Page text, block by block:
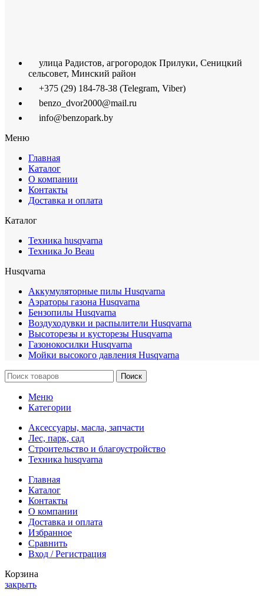
улица Радистов, агрогородок Прилуки, Сеницкий
сельсовет, Минский район
+375 (29) 184-78-38 (Telegram, Viber)
benzo_dvor2000@mail.ru
info@benzopark.by
Меню
Главная
Каталог
О компании
Контакты
Доставка и оплата
Каталог
Техника husqvarna
Техника Jo Beau
Husqvarna
Аккумуляторные пилы Husqvarna
Аэраторы газона Husqvarna
Бензопилы Husqvarna
Воздуходувки и распылители Husqvarna
Высоторезы и кусторезы Husqvarna
Газонокосилки Husqvarna
Мойки высокого давления Husqvarna
Поиск
Меню
Категории
Аксессуары, масла, запчасти
Лес, парк, сад
Строительство и благоустройство
Техника husqvarna
Главная
Каталог
Контакты
О компании
Доставка и оплата
Избранное
Сравнить
Вход / Регистрация
Корзина
закрыть